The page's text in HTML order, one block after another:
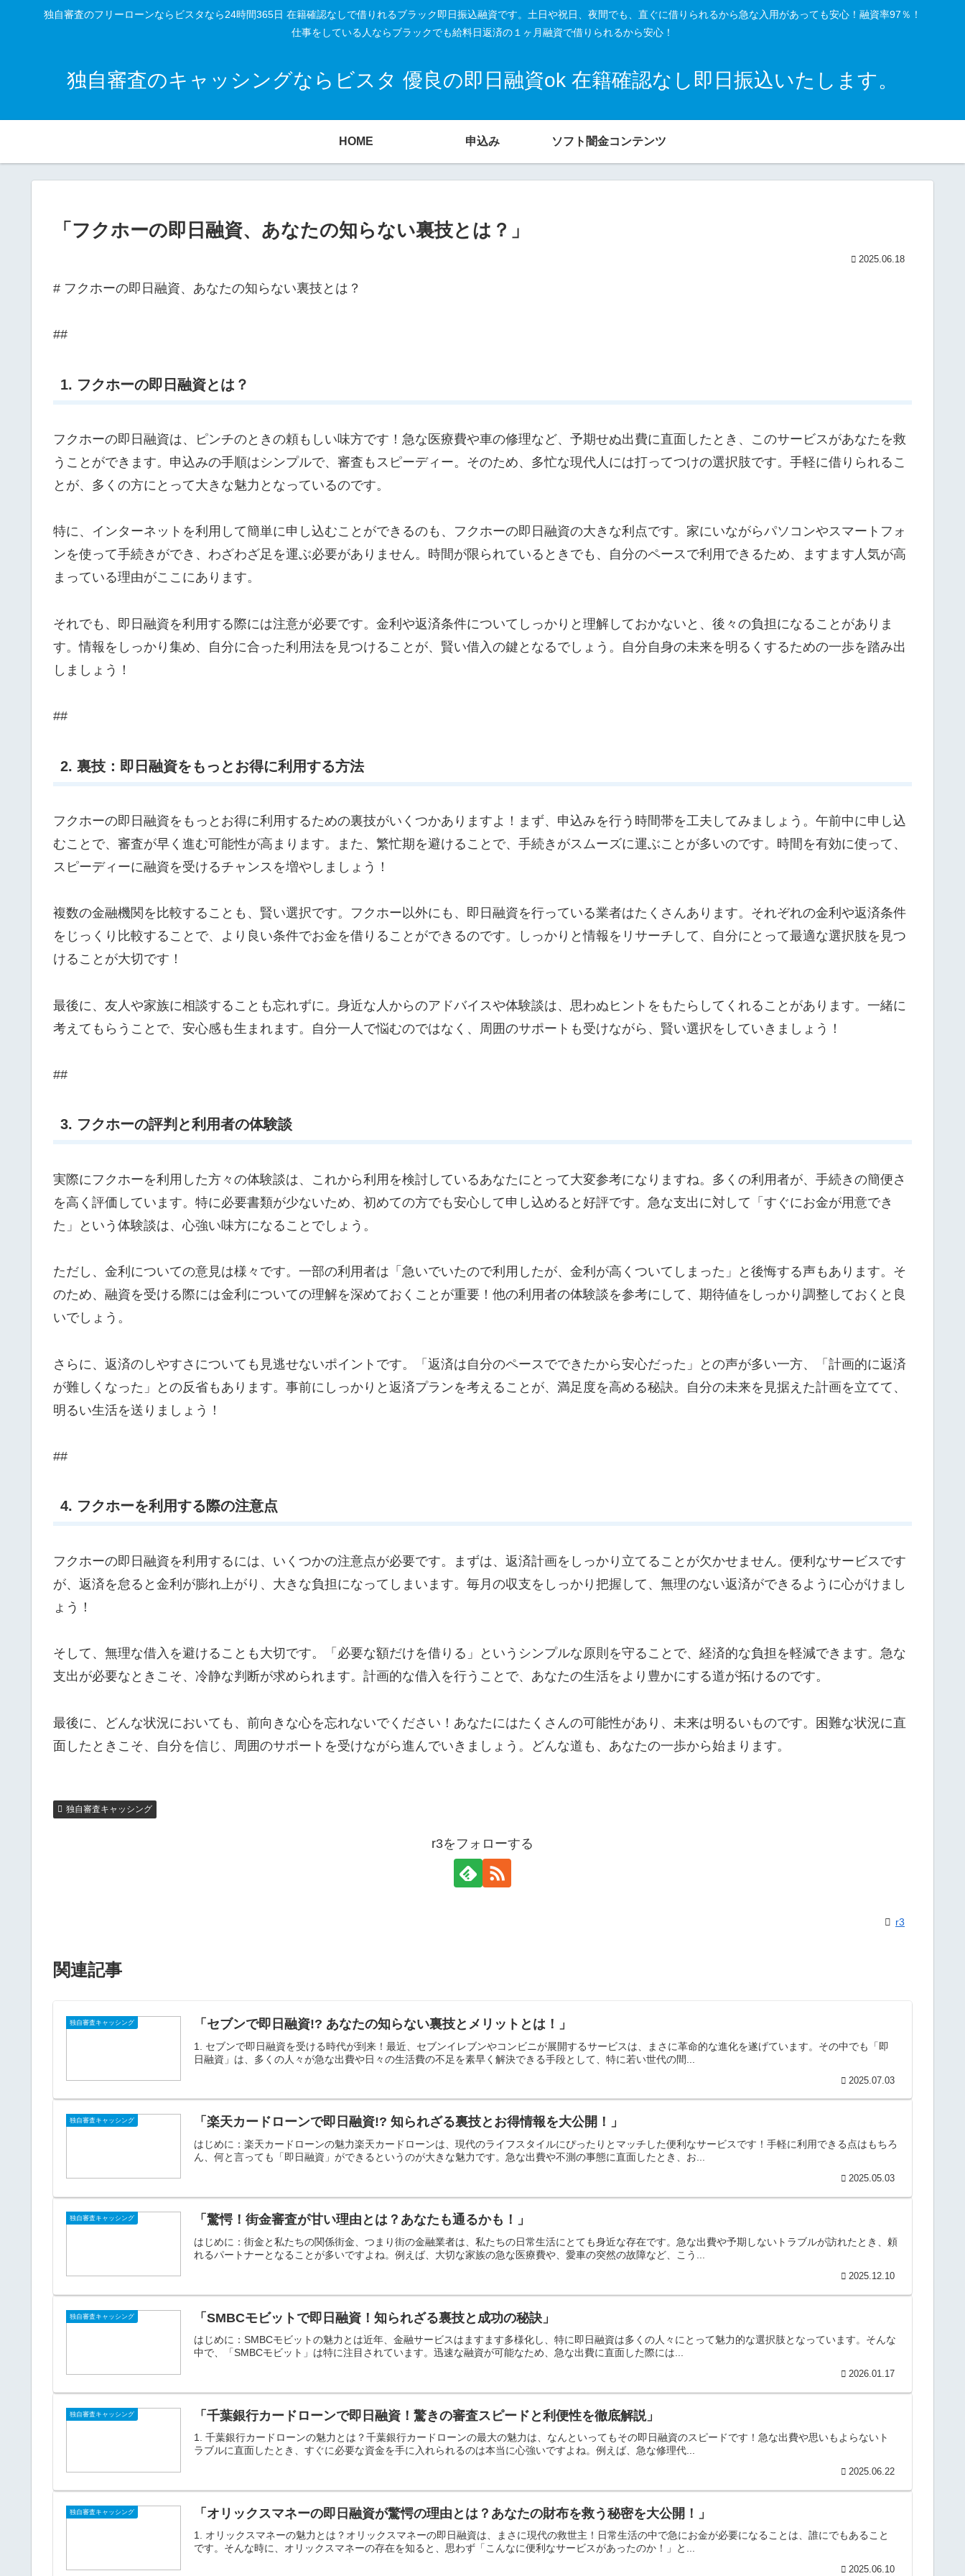
独自審査のフリーローンならビスタなら24時間365日 在籍確認なしで借りれるブラック即日振込融資です。土日や祝日、夜間でも、直ぐに借りられるから急な入用があっても安心！融資率97％！
仕事をしている人ならブラックでも給料日返済の１ヶ月融資で借りられるから安心！
独自審査のキャッシングならビスタ 優良の即日融資ok 在籍確認なし即日振込いたします。
HOME 申込み ソフト闇金コンテンツ
「フクホーの即日融資、あなたの知らない裏技とは？」
2025.06.18
# フクホーの即日融資、あなたの知らない裏技とは？
##
1. フクホーの即日融資とは？
フクホーの即日融資は、ピンチのときの頼もしい味方です！急な医療費や車の修理など、予期せぬ出費に直面したとき、このサービスがあなたを救
うことができます。申込みの手順はシンプルで、審査もスピーディー。そのため、多忙な現代人には打ってつけの選択肢です。手軽に借りられるこ
とが、多くの方にとって大きな魅力となっているのです。
特に、インターネットを利用して簡単に申し込むことができるのも、フクホーの即日融資の大きな利点です。家にいながらパソコンやスマートフォ
ンを使って手続きができ、わざわざ足を運ぶ必要がありません。時間が限られているときでも、自分のペースで利用できるため、ますます人気が高
まっている理由がここにあります。
それでも、即日融資を利用する際には注意が必要です。金利や返済条件についてしっかりと理解しておかないと、後々の負担になることがありま
す。情報をしっかり集め、自分に合った利用法を見つけることが、賢い借入の鍵となるでしょう。自分自身の未来を明るくするための一歩を踏み出
しましょう！
##
2. 裏技：即日融資をもっとお得に利用する方法
フクホーの即日融資をもっとお得に利用するための裏技がいくつかありますよ！まず、申込みを行う時間帯を工夫してみましょう。午前中に申し込
むことで、審査が早く進む可能性が高まります。また、繁忙期を避けることで、手続きがスムーズに運ぶことが多いのです。時間を有効に使って、
スピーディーに融資を受けるチャンスを増やしましょう！
複数の金融機関を比較することも、賢い選択です。フクホー以外にも、即日融資を行っている業者はたくさんあります。それぞれの金利や返済条件
をじっくり比較することで、より良い条件でお金を借りることができるのです。しっかりと情報をリサーチして、自分にとって最適な選択肢を見つ
けることが大切です！
最後に、友人や家族に相談することも忘れずに。身近な人からのアドバイスや体験談は、思わぬヒントをもたらしてくれることがあります。一緒に
考えてもらうことで、安心感も生まれます。自分一人で悩むのではなく、周囲のサポートも受けながら、賢い選択をしていきましょう！
##
3. フクホーの評判と利用者の体験談
実際にフクホーを利用した方々の体験談は、これから利用を検討しているあなたにとって大変参考になりますね。多くの利用者が、手続きの簡便さ
を高く評価しています。特に必要書類が少ないため、初めての方でも安心して申し込めると好評です。急な支出に対して「すぐにお金が用意でき
た」という体験談は、心強い味方になることでしょう。
ただし、金利についての意見は様々です。一部の利用者は「急いでいたので利用したが、金利が高くついてしまった」と後悔する声もあります。そ
のため、融資を受ける際には金利についての理解を深めておくことが重要！他の利用者の体験談を参考にして、期待値をしっかり調整しておくと良
いでしょう。
さらに、返済のしやすさについても見逃せないポイントです。「返済は自分のペースでできたから安心だった」との声が多い一方、「計画的に返済
が難しくなった」との反省もあります。事前にしっかりと返済プランを考えることが、満足度を高める秘訣。自分の未来を見据えた計画を立てて、
明るい生活を送りましょう！
##
4. フクホーを利用する際の注意点
フクホーの即日融資を利用するには、いくつかの注意点が必要です。まずは、返済計画をしっかり立てることが欠かせません。便利なサービスです
が、返済を怠ると金利が膨れ上がり、大きな負担になってしまいます。毎月の収支をしっかり把握して、無理のない返済ができるように心がけまし
ょう！
そして、無理な借入を避けることも大切です。「必要な額だけを借りる」というシンプルな原則を守ることで、経済的な負担を軽減できます。急な
支出が必要なときこそ、冷静な判断が求められます。計画的な借入を行うことで、あなたの生活をより豊かにする道が拓けるのです。
最後に、どんな状況においても、前向きな心を忘れないでください！あなたにはたくさんの可能性があり、未来は明るいものです。困難な状況に直
面したときこそ、自分を信じ、周囲のサポートを受けながら進んでいきましょう。どんな道も、あなたの一歩から始まります。
独自審査キャッシング
r3をフォローする
r3
関連記事
独自審査キャッシング 「セブンで即日融資!? あなたの知らない裏技とメリットとは！」
1. セブンで即日融資を受ける時代が到来！最近、セブンイレブンやコンビニが展開するサービスは、まさに革命的な進化を遂げています。その中でも「即
日融資」は、多くの人々が急な出費や日々の生活費の不足を素早く解決できる手段として、特に若い世代の間...
2025.07.03
独自審査キャッシング 「楽天カードローンで即日融資!? 知られざる裏技とお得情報を大公開！」
はじめに：楽天カードローンの魅力楽天カードローンは、現代のライフスタイルにぴったりとマッチした便利なサービスです！手軽に利用できる点はもちろ
ん、何と言っても「即日融資」ができるというのが大きな魅力です。急な出費や不測の事態に直面したとき、お...
2025.05.03
独自審査キャッシング 「驚愕！街金審査が甘い理由とは？あなたも通るかも！」
はじめに：街金と私たちの関係街金、つまり街の金融業者は、私たちの日常生活にとても身近な存在です。急な出費や予期しないトラブルが訪れたとき、頼
れるパートナーとなることが多いですよね。例えば、大切な家族の急な医療費や、愛車の突然の故障など、こう...
2025.12.10
独自審査キャッシング 「SMBCモビットで即日融資！知られざる裏技と成功の秘訣」
はじめに：SMBCモビットの魅力とは近年、金融サービスはますます多様化し、特に即日融資は多くの人々にとって魅力的な選択肢となっています。そんな
中で、「SMBCモビット」は特に注目されています。迅速な融資が可能なため、急な出費に直面した際には...
2026.01.17
独自審査キャッシング 「千葉銀行カードローンで即日融資！驚きの審査スピードと利便性を徹底解説」
1. 千葉銀行カードローンの魅力とは？千葉銀行カードローンの最大の魅力は、なんといってもその即日融資のスピードです！急な出費や思いもよらないト
ラブルに直面したとき、すぐに必要な資金を手に入れられるのは本当に心強いですよね。例えば、急な修理代...
2025.06.22
独自審査キャッシング 「オリックスマネーの即日融資が驚愕の理由とは？あなたの財布を救う秘密を大公開！」
1. オリックスマネーの魅力とは？オリックスマネーの即日融資は、まさに現代の救世主！日常生活の中で急にお金が必要になることは、誰にでもあること
です。そんな時に、オリックスマネーの存在を知ると、思わず「こんなに便利なサービスがあったのか！」と...
2025.06.10